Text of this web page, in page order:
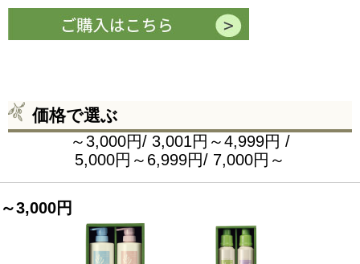
価格で選ぶ
～3,000円/ 3,001円～4,999円 /
5,000円～6,999円/ 7,000円～
～3,000円